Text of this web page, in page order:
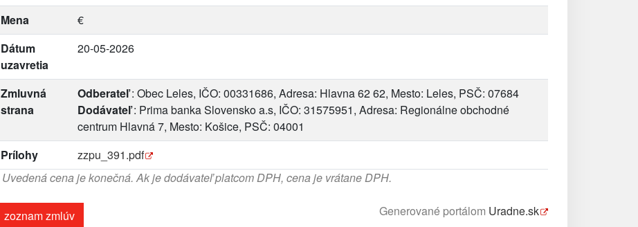
Mena
€
Dátum
uzavretia
20-05-2026
Zmluvná
strana
Odberateľ: Obec Leles, IČO: 00331686, Adresa: Hlavna 62 62, Mesto: Leles, PSČ: 07684
Dodávateľ: Prima banka Slovensko a.s, IČO: 31575951, Adresa: Regionálne obchodné
centrum Hlavná 7, Mesto: Košice, PSČ: 04001
Prílohy
zzpu_391.pdf
Uvedená cena je konečná. Ak je dodávateľ platcom DPH, cena je vrátane DPH.
zoznam zmlúv Generované portálom Uradne.sk